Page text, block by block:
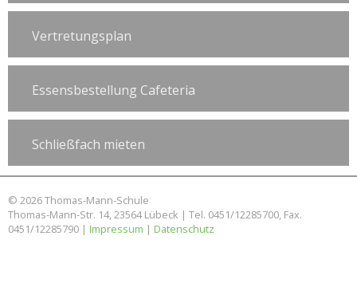
Vertretungsplan
Essensbestellung Cafeteria
Schließfach mieten
© 2026 Thomas-Mann-Schule
Thomas-Mann-Str. 14, 23564 Lübeck | Tel. 0451/12285700, Fax.
0451/12285790 | Impressum | Datenschutz